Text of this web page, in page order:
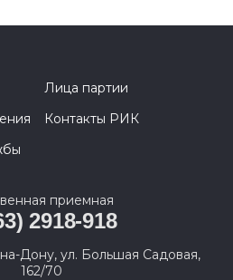
Лица партии
Контакты РИК
приемная
2918-918
Дону, ул. Большая Садовая,
162/70